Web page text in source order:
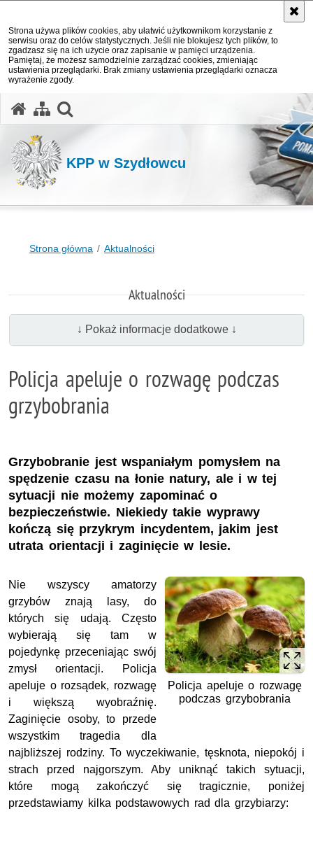
Strona używa plików cookies, aby ułatwić użytkownikom korzystanie z
serwisu oraz do celów statystycznych. Jeśli nie blokujesz tych plików, to
zgadzasz się na ich użycie oraz zapisanie w pamięci urządzenia.
Pamiętaj, że możesz samodzielnie zarządzać cookies, zmieniając
ustawienia przeglądarki. Brak zmiany ustawienia przeglądarki oznacza
wyrażenie zgody.
KPP w Szydłowcu
Strona główna Aktualności
Aktualności
↓ Pokaż informacje dodatkowe ↓
Policja apeluje o rozwagę podczas
grzybobrania
Grzybobranie jest wspaniałym pomysłem na
spędzenie czasu na łonie natury, ale i w tej
sytuacji nie możemy zapominać o
bezpieczeństwie. Niekiedy takie wyprawy
kończą się przykrym incydentem, jakim jest
utrata orientacji i zaginięcie w lesie.
Policja apeluje o rozwagę
podczas grzybobrania
Nie wszyscy amatorzy
grzybów znają lasy, do
których się udają. Często
wybierają się tam w
pojedynkę przeceniając swój
zmysł orientacji. Policja
apeluje o rozsądek, rozwagę
i większą wyobraźnię.
Zaginięcie osoby, to przede
wszystkim tragedia dla
najbliższej rodziny. To wyczekiwanie, tęsknota, niepokój i
strach przed najgorszym. Aby uniknąć takich sytuacji,
które mogą zakończyć się tragicznie, poniżej
przedstawiamy kilka podstawowych rad dla grzybiarzy: